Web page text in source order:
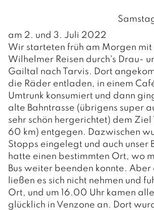
Amts- und Sprechstunden
Verwaltung
Hausmeister / Reinigung
Bauhof
INFOS
Gemeindedaten
Chronik
POLITIK
BÜRGERMEISTER
GEMEINDERAT
GEMEINDERATSSITZUNGEN
AUSSCHÜSSE
am 2. und 3. Juli 2022
Wir starteten früh am Morgen mit
Wilhelmer Reisen durch's Drau-
Gailtal nach Tarvis. Dort
die Räder entladen, in einem
Umtrunk konsumiert und dann
alte Bahntrasse (übrigens super
sehr schön hergerichtet) dem Ziel
60 km) entgegen. Dazwischen
Stopps eingelegt und auch unser
hatte einen bestimmten Ort, wo
Bus weiter beenden konnte.
ließen es sich nicht nehmen und
Ort, und um 16.00 Uhr kamen
glücklich in Venzone an. Dort